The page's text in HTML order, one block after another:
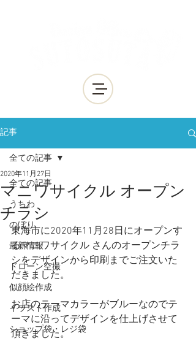
記事
全ての記事
うちわ
のぼり
最新情報
ドローン空撮
似顔絵作成
イラスト作成
ショップ袋・レジ袋
全ての記事
マニワサイクル オープン
チラシ
2020年11月27日
東海市に2020年11月28日にオープンす
るマニワサイクル さんのオープンチラ
シをデザインから印刷までご注文いた
だきました。
お店のテーマカラーがブルーなのでテ
ーマに沿ってデザインを仕上げさせて
頂きました。